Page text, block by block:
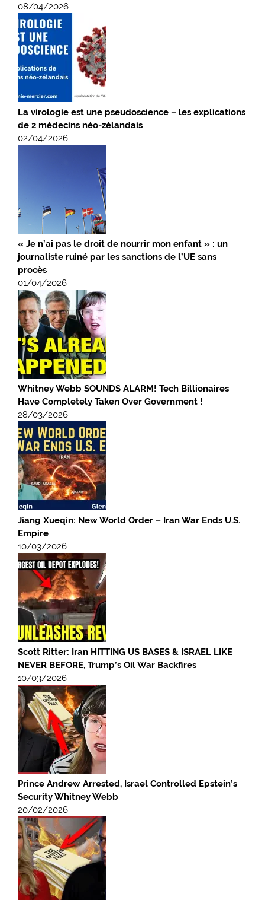
08/04/2026
La virologie est une pseudoscience – les explications
de 2 médecins néo-zélandais
02/04/2026
« Je n’ai pas le droit de nourrir mon enfant » : un
journaliste ruiné par les sanctions de l’UE sans
procès
01/04/2026
Whitney Webb SOUNDS ALARM! Tech Billionaires
Have Completely Taken Over Government !
28/03/2026
Jiang Xueqin: New World Order – Iran War Ends U.S.
Empire
10/03/2026
Scott Ritter: Iran HITTING US BASES & ISRAEL LIKE
NEVER BEFORE, Trump’s Oil War Backfires
10/03/2026
Prince Andrew Arrested, Israel Controlled Epstein’s
Security Whitney Webb
20/02/2026